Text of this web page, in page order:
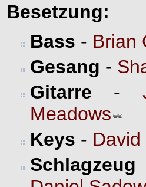
Besetzung:
Bass - Brian
Gesang -
Gitarre -
Meadows
Keys -
Schlagzeug